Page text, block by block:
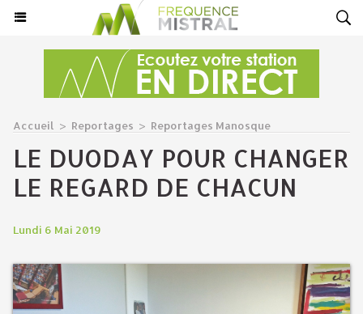
Accueil > Reportages > Reportages Manosque
​LE DUODAY POUR CHANGER
LE REGARD DE CHACUN
Lundi 6 Mai 2019